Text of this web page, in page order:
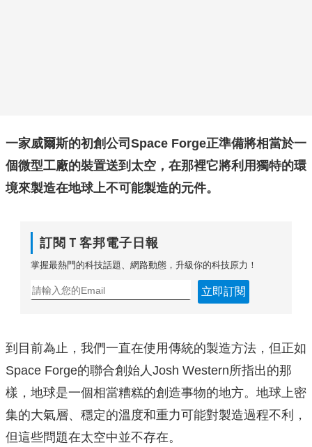
一家威爾斯的初創公司Space Forge正準備將相當於一
個微型工廠的裝置送到太空，在那裡它將利用獨特的環
境來製造在地球上不可能製造的元件。
訂閱Ｔ客邦電子日報
掌握最熱門的科技話題、網路動態，升級你的科技原力！
立即訂閱
到目前為止，我們一直在使用傳統的製造方法，但正如
Space Forge的聯合創始人Josh Western所指出的那
樣，地球是一個相當糟糕的創造事物的地方。地球上密
集的大氣層、穩定的溫度和重力可能對製造過程不利，
但這些問題在太空中並不存在。